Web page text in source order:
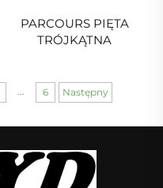
PARCOURS PIĘTA
TRÓJKĄTNA
6 Następny